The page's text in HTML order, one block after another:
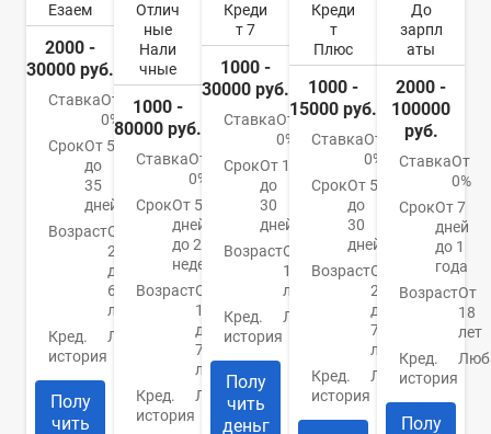
Езаем
2000 -
30000 руб.
СтавкаОт
0%
СрокОт 5
до
35
дней
ВозрастОт
20
до
65
лет
Кред.
история
Любая
Полу
чить
Отлич
ные
Нали
чные
1000 -
80000 руб.
СтавкаОт
0%
СрокОт 5
дней
до 24
недель
ВозрастОт
18
до
70
лет
Кред.
история
Любая
Креди
т 7
1000 -
30000 руб.
СтавкаОт
0%
СрокОт 1
до
30
дней
ВозрастОт
18
лет
Кред.
история
Любая
Полу
чить
деньг
Креди
т
Плюс
1000 -
15000 руб.
СтавкаОт
0%
СрокОт 5
до
30
дней
ВозрастОт
22
до
70
лет
Кред.
история
Любая
До
зарпл
аты
2000 -
100000
руб.
СтавкаОт
0%
СрокОт 7
дней
до 1
года
ВозрастОт
18
лет
Кред.
история
Полу